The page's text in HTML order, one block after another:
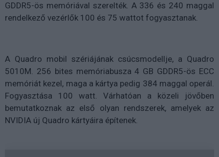
GDDR5-ös memóriával szerelték. A 336 és 240 maggal
rendelkező vezérlők 100 és 75 wattot fogyasztanak.
A Quadro mobil szériájának csúcsmodellje, a Quadro
5010M. 256 bites memóriabusza 4 GB GDDR5-ös ECC
memóriát kezel, maga a kártya pedig 384 maggal operál.
Fogyasztása 100 watt. Várhatóan a közeli jövőben
bemutatkoznak az első olyan rendszerek, amelyek az
NVIDIA új Quadro kártyáira építenek.